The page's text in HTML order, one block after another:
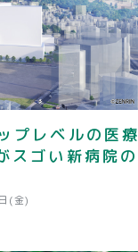
プレベルの医療
スゴい新病院の
(金)